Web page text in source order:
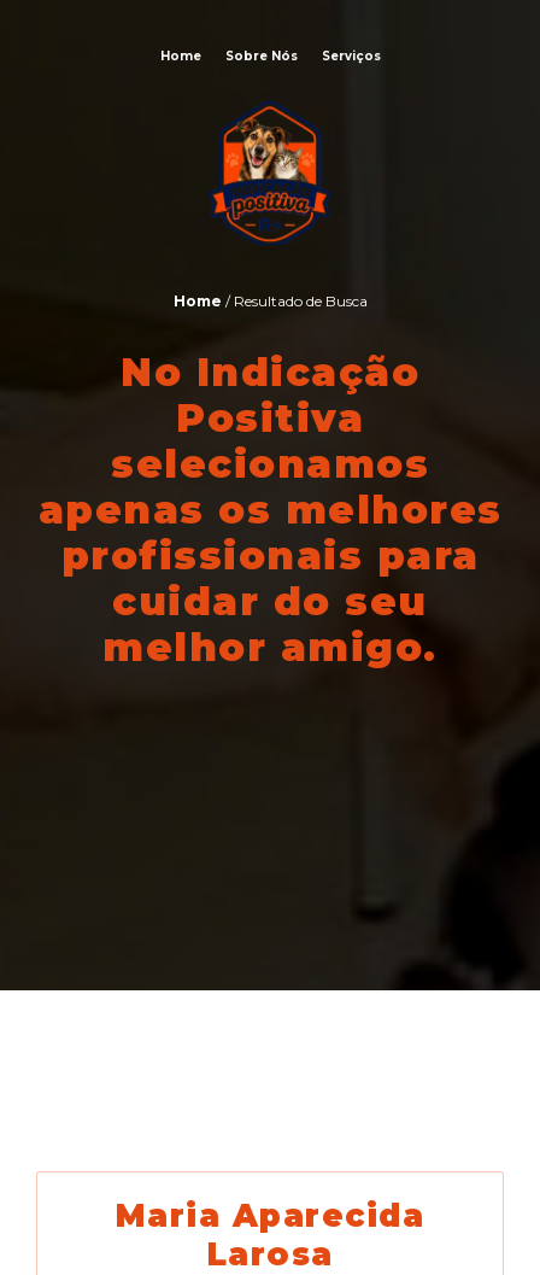
Home Sobre Nós Serviços
Home / Resultado de Busca
No Indicação
Positiva
selecionamos
apenas os melhores
profissionais para
cuidar do seu
melhor amigo.
Maria Aparecida
Larosa